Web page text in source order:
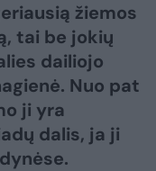
žiemos
tai be jokių
dailiojo
Nuo pat
ji yra
dalis, ja ji